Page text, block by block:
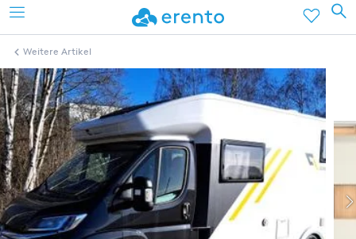
Weitere Artikel